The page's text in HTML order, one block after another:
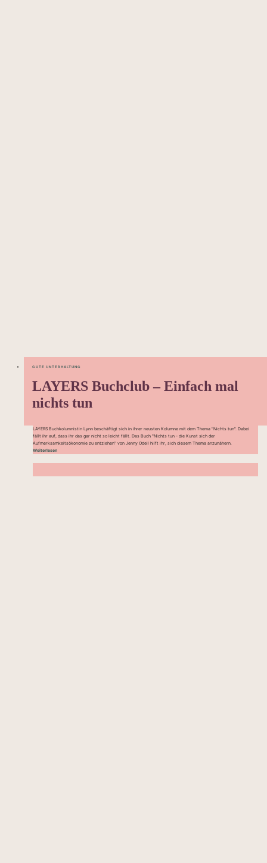
GUTE UNTERHALTUNG
LAYERS Buchclub – Einfach mal
nichts tun
LAYERS Buchkolumnistin Lynn beschäftigt sich in ihrer neusten Kolumne mit dem Thema "Nichts tun". Dabei
fällt ihr auf, dass ihr das gar nicht so leicht fällt. Das Buch "Nichts tun - die Kunst sich der
Aufmerksamkeitsökonomie zu entziehen" von Jenny Odell hilft ihr, sich diesem Thema anzunähern.
Weiterlesen